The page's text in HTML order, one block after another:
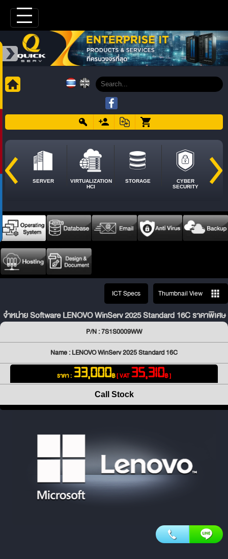
SERVER
VIRTUALIZATION
HCI
STORAGE
CYBER
SECURITY
ICT Specs Thumbnail View
จำหน่าย Software LENOVO WinServ 2025 Standard 16C ราคาพิเศษ
P/N : 7S1S0009WW
Name : LENOVO WinServ 2025 Standard 16C
ราคา : 33,000฿[ VAT35,310฿ ]
Call Stock